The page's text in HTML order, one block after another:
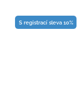
S registrací sleva 10%